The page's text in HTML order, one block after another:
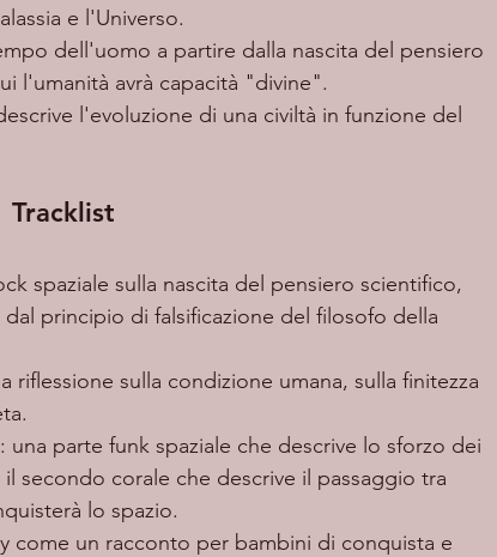
e l'Universo.
dell'uomo a partire dalla nascita del pensiero
l'umanità avrà capacità "divine".
l'evoluzione di una civiltà in funzione del
Tracklist
spaziale sulla nascita del pensiero scientifico,
principio di falsificazione del filosofo della
riflessione sulla condizione umana, sulla finitezza
parte funk spaziale che descrive lo sforzo dei
secondo corale che descrive il passaggio tra
lo spazio.
come un racconto per bambini di conquista e